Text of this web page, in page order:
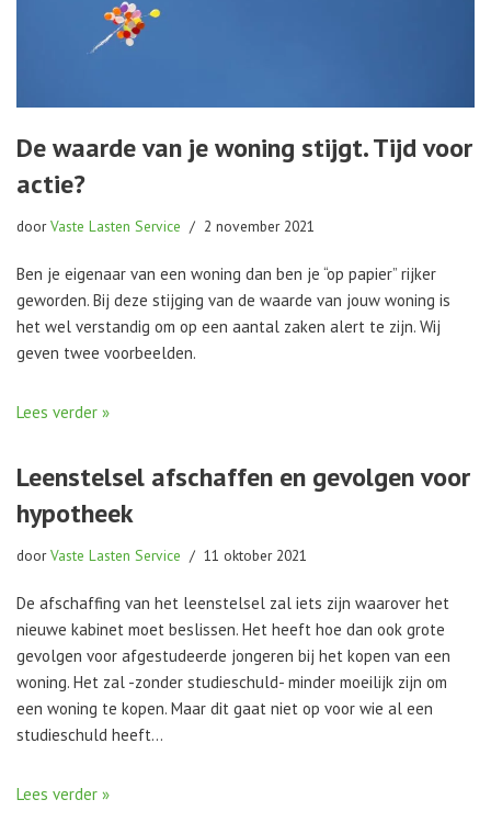
De waarde van je woning stijgt. Tijd voor
actie?
doorVaste Lasten Service 2 november 2021
Ben je eigenaar van een woning dan ben je “op papier” rijker
geworden. Bij deze stijging van de waarde van jouw woning is
het wel verstandig om op een aantal zaken alert te zijn. Wij
geven twee voorbeelden.
Lees verder »
Leenstelsel afschaffen en gevolgen voor
hypotheek
doorVaste Lasten Service 11 oktober 2021
De afschaffing van het leenstelsel zal iets zijn waarover het
nieuwe kabinet moet beslissen. Het heeft hoe dan ook grote
gevolgen voor afgestudeerde jongeren bij het kopen van een
woning. Het zal -zonder studieschuld- minder moeilijk zijn om
een woning te kopen. Maar dit gaat niet op voor wie al een
studieschuld heeft…
Lees verder »